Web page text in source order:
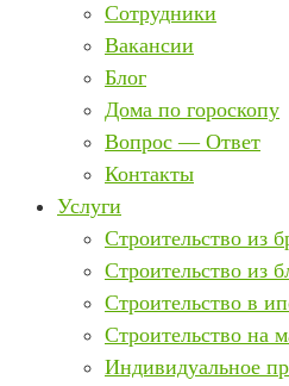
Сотрудники
Вакансии
Блог
Дома по гороскопу
Вопрос — Ответ
Контакты
Услуги
Строительство из
Строительство из
Строительство в
Строительство на
Индивидуальное